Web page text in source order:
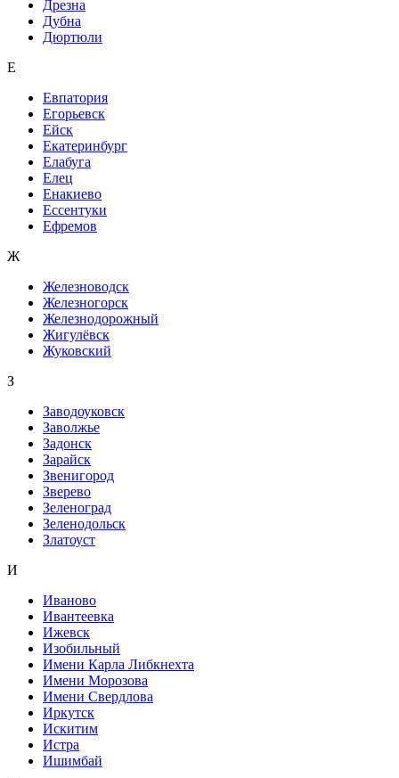
Дрезна
Дубна
Дюртюли
Е
Евпатория
Егорьевск
Ейск
Екатеринбург
Елабуга
Елец
Енакиево
Ессентуки
Ефремов
Ж
Железноводск
Железногорск
Железнодорожный
Жигулёвск
Жуковский
З
Заводоуковск
Заволжье
Задонск
Зарайск
Звенигород
Зверево
Зеленоград
Зеленодольск
Златоуст
И
Иваново
Ивантеевка
Ижевск
Изобильный
Имени Карла Либкнехта
Имени Морозова
Имени Свердлова
Иркутск
Искитим
Истра
Ишимбай